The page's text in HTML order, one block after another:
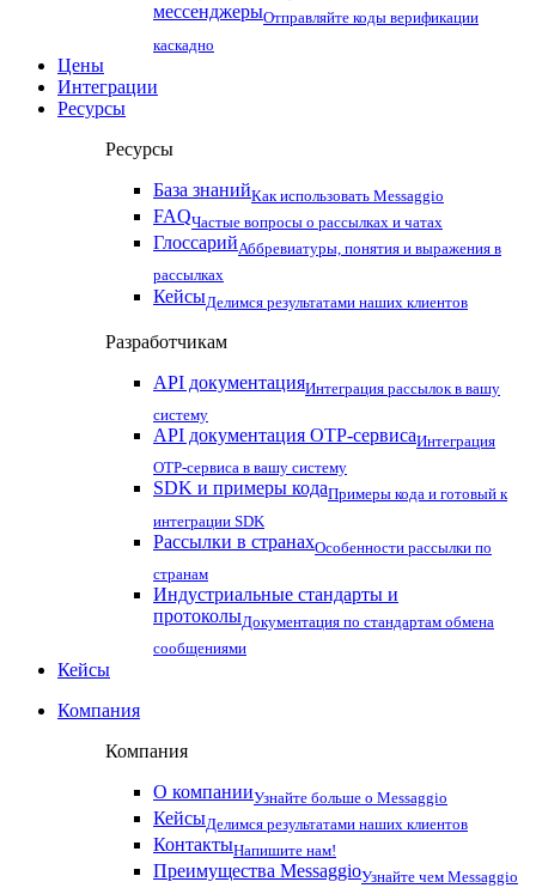
мессенджерыОтправляйте коды верификации
каскадно
Цены
Интеграции
Ресурсы
Ресурсы
База знанийКак использовать Messaggio
FAQЧастые вопросы о рассылках и чатах
ГлоссарийАббревиатуры, понятия и выражения в
рассылках
КейсыДелимся результатами наших клиентов
Разработчикам
API документацияИнтеграция рассылок в вашу
систему
API документация OTP-сервисаИнтеграция
OTP-сервиса в вашу систему
SDK и примеры кодаПримеры кода и готовый к
интеграции SDK
Рассылки в странахОсобенности рассылки по
странам
Индустриальные стандарты и
протоколыДокументация по стандартам обмена
сообщениями
Кейсы
Компания
Компания
О компанииУзнайте больше о Messaggio
КейсыДелимся результатами наших клиентов
КонтактыНапишите нам!
Преимущества MessaggioУзнайте чем Messaggio